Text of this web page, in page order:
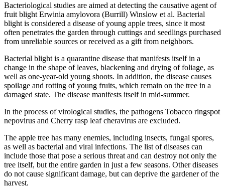
Bacteriological studies are aimed at detecting the causative agent of
fruit blight Erwinia amylovora (Burrill) Winslow et al. Bacterial
blight is considered a disease of young apple trees, since it most
often penetrates the garden through cuttings and seedlings purchased
from unreliable sources or received as a gift from neighbors.
Bacterial blight is a quarantine disease that manifests itself in a
change in the shape of leaves, blackening and drying of foliage, as
well as one-year-old young shoots. In addition, the disease causes
spoilage and rotting of young fruits, which remain on the tree in a
damaged state. The disease manifests itself in mid-summer.
In the process of virological studies, the pathogens Tobacco ringspot
nepovirus and Cherry rasp leaf cheravirus are excluded.
The apple tree has many enemies, including insects, fungal spores,
as well as bacterial and viral infections. The list of diseases can
include those that pose a serious threat and can destroy not only the
tree itself, but the entire garden in just a few seasons. Other diseases
do not cause significant damage, but can deprive the gardener of the
harvest.